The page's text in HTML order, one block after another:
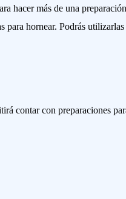
hacer más de una
hornear. Podrás
contar con preparaciones